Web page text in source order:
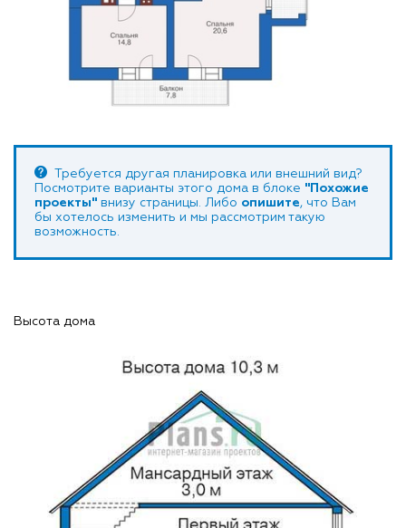
Требуется другая планировка или внешний вид?
Посмотрите варианты этого дома в блоке "Похожие
проекты" внизу страницы. Либо опишите, что Вам
бы хотелось изменить и мы рассмотрим такую
возможность.
Высота дома